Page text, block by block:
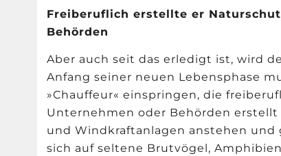
Freiberuflich erstellte er
Behörden
Aber auch seit das erledigt ist, wird
Anfang seiner neuen Lebensphase
»Chauffeur« einspringen, die
Unternehmen oder Behörden
und Windkraftanlagen anstehen
sich auf seltene Brutvögel,